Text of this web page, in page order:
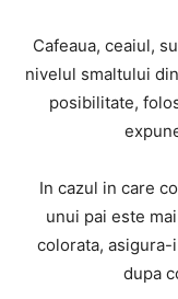
Cafeaua, ceaiul,
nivelul smaltului
posibilitate,
In cazul in care
unui pai este
colorata,
dupa